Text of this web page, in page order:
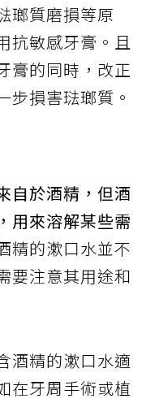
瑯質磨損等原
抗敏感牙膏。且
膏的同時，改正
步損害琺瑯質。
自於酒精，但酒
用來溶解某些需
精的漱口水並不
要注意其用途和
酒精的漱口水適
在牙周手術或植